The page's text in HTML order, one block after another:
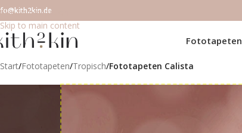
Skip to navigation
Skip to main content
Fototapeten
Start/Fototapeten/Tropisch/Fototapeten Calista